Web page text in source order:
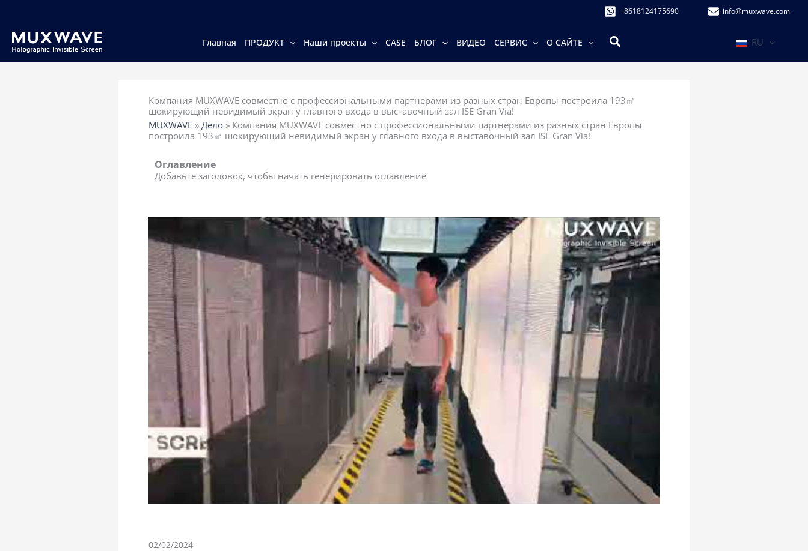
+8618124175690 info@muxwave.com
Главная ПРОДУКТ Наши проекты CASE БЛОГ ВИДЕО СЕРВИС О САЙТЕ Поиск RU
Компания MUXWAVE совместно с профессиональными партнерами из разных стран Европы построила 193㎡
шокирующий невидимый экран у главного входа в выставочный зал ISE Gran Via!
MUXWAVE » Дело » Компания MUXWAVE совместно с профессиональными партнерами из разных стран Европы
построила 193㎡ шокирующий невидимый экран у главного входа в выставочный зал ISE Gran Via!
Оглавление
Добавьте заголовок, чтобы начать генерировать оглавление
02/02/2024